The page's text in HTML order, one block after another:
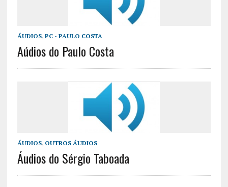
ÁUDIOS, PC - PAULO COSTA
Aúdios do Paulo Costa
ÁUDIOS, OUTROS ÁUDIOS
Áudios do Sérgio Taboada